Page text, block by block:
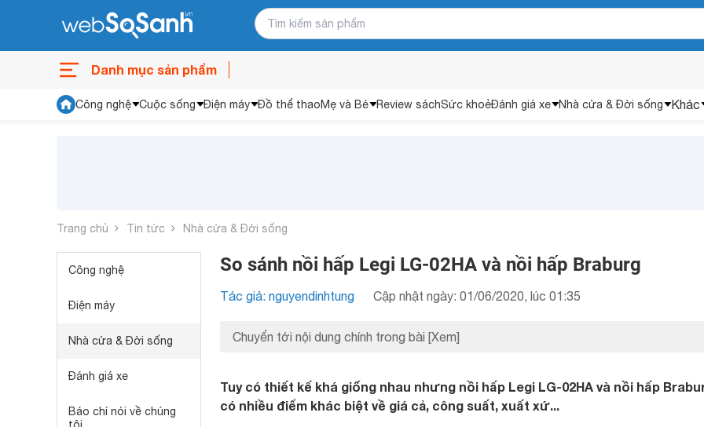
Danh mục sản phẩm
Công nghệ Cuộc sống Điện máy Đồ thể thaoMẹ và Bé Review sáchSức khoẻĐánh giá xe Nhà cửa & Đời sống Khác
Trang chủ Tin tức Nhà cửa & Đời sống
Công nghệ
Điện máy
Nhà cửa & Đời sống
Đánh giá xe
Báo chí nói về chúng
So sánh nồi hấp Legi LG-02HA và nồi hấp Braburg
Tác giả: nguyendinhtung Cập nhật ngày: 01/06/2020, lúc 01:35
Chuyển tới nội dung chính trong bài [Xem]
Tuy có thiết kế khá giống nhau nhưng nồi hấp Legi LG-02HA và nồi hấp
có nhiều điểm khác biệt về giá cả, công suất, xuất xứ...